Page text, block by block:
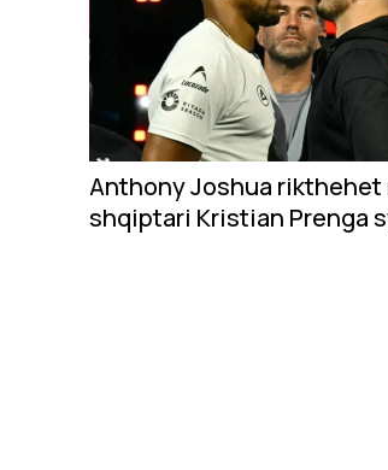
Anthony Joshua rikthehet
shqiptari Kristian Prenga